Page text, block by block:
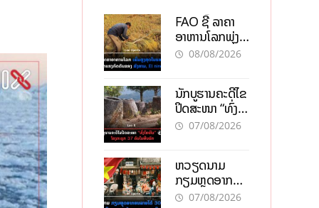
FAO ຊີ້ ລາຄາ
ອາຫານໂລກພຸ່ງ
ສູງສຸດໃນຮອບ 3
ສົງຄາມ, El
nino
08/08/2026
ນັກບູຮານຄະດີໄຂ
ປິດສະໜາ “ທົ່ງ
ໄຫຫີນ” ຫຼັງພົບ
07/08/2026
ຫວຽດນາມ
ກຽມຫຼຸດອາກອນ
ລາຍໄດ້ 30%
07/08/2026